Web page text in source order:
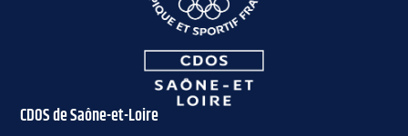
CDOS de Saône-et-Loire